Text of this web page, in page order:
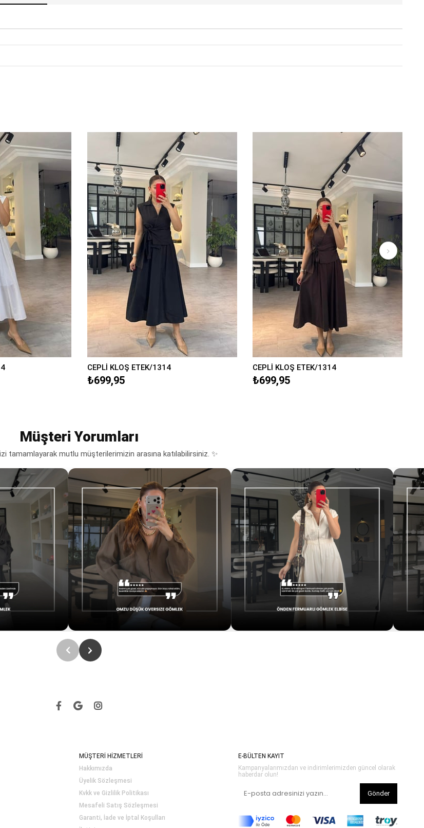
CEPLİ KLOŞ ETEK/1314
₺699,95
CEPLİ KLOŞ ETEK/1314
₺699,95
Müşteri Yorumları
tamamlayarak mutlu müşterilerimizin arasına katılabilirsiniz. ✨
MÜŞTERİ HİZMETLERİ
Hakkımızda
Üyelik Sözleşmesi
Kvkk ve Gizlilik Politikası
Mesafeli Satış Sözleşmesi
Garanti, İade ve İptal Koşulları
E-BÜLTEN KAYIT
Kampanyalarımızdan ve indirimlerimizden güncel olarak
haberdar olun!
Gönder